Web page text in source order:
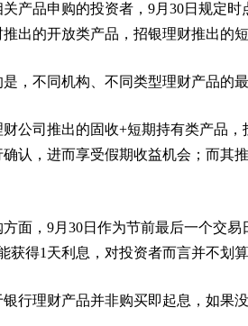
关产品申购的投资者，9月30日规定
出的开放类产品，招银理财推出的
，不同机构、不同类型理财产品的
公司推出的固收+短期持有类产品
确认，进而享受假期收益机会；而其
方面，9月30日作为节前最后一个交
获得1天利息，对投资者而言并不划算
行理财产品并非购买即起息，如果